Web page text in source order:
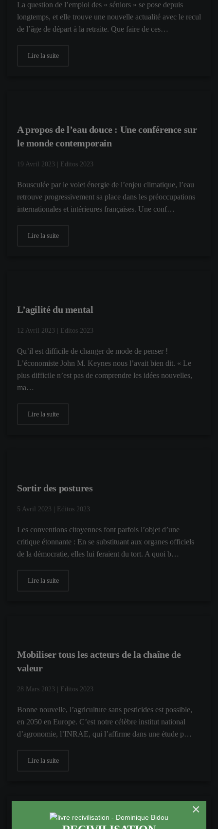
La question de l’emploi des « séniors » se pose depuis
longtemps, et elle trouve une nouvelle actualité avec le recul
de l’âge de départ à la retraite. Que faire de ces…
Lire la suite
A propos de l’eau douce : Une conférence sur
le monde contemporain
19 Avril 2023 Editos 2023
Bousculée par le volet énergie de l’enjeu climatique, l’eau
retrouve progressivement sa place dans les préoccupations
internationales et intérieures françaises. Une conf…
Lire la suite
L’agilité du mental
12 Avril 2023 Editos 2023
Qu’il est difficile de changer de mode de penser !
L’économiste John M. Keynes nous l’avait bien dit. « Le
plus difficile n’est pas de comprendre les idées nouvelles,
ma…
Lire la suite
Sortir des postures
5 Avril 2023 Editos 2023
Les conventions citoyennes font parfois l’objet d’une
critique étonnante : En se substituant aux organes officiels
de la démocratie, elles lui feraient du tort. A quoi b…
Lire la suite
Mobiliser tous les acteurs de la chaîne de
valeur
28 Mars 2023 Editos 2023
Bonne nouvelle, l’agriculture sans pesticides est possible,
en 2050 en Europe. C’est notre célèbre institut national
d’agronomie, l’INRAE, qui l’affirme dans une étude p…
Lire la suite
×